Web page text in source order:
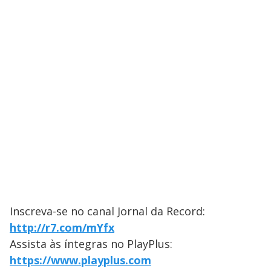
Inscreva-se no canal Jornal da Record:
http://r7.com/mYfx
Assista às íntegras no PlayPlus:
https://www.playplus.com